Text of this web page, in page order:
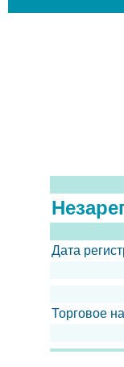
Дата
Торговое